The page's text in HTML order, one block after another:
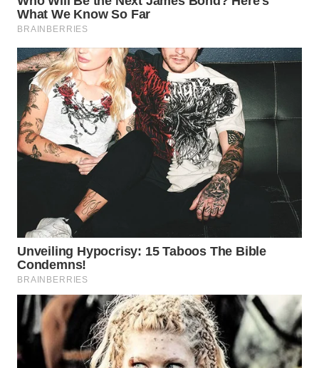
WN
TAPANULI
TENGAH
WN DELI
SERDANG
WN
TEBING
TINGGI
PAKPAK
WN
KARAWANG
WN
BEKASI
WN